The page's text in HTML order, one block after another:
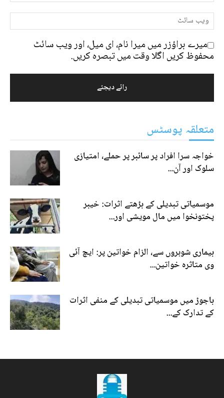
میرے براؤزر میں میرا نام، ای میل، اور ویب سائٹ
محفوظ کریں اگلا وقت میں تبصرہ کریں.
متعلقہ پوسٹس
خواجہ سرا افراد پر سائبر پر حملے، امتیازی
سلوک اور آن...
موسمیاتی تبدیلی کے بڑھتے اثرات: خیبر
پختونخوا میں مال مویشی اور...
بیماری شوہروں سے، الزام خواتین پر: ایچ آئی
وی متاثرہ خواتین...
باجوڑ میں موسمیاتی تبدیلی کے منفی اثرات
کے تدارک کے...